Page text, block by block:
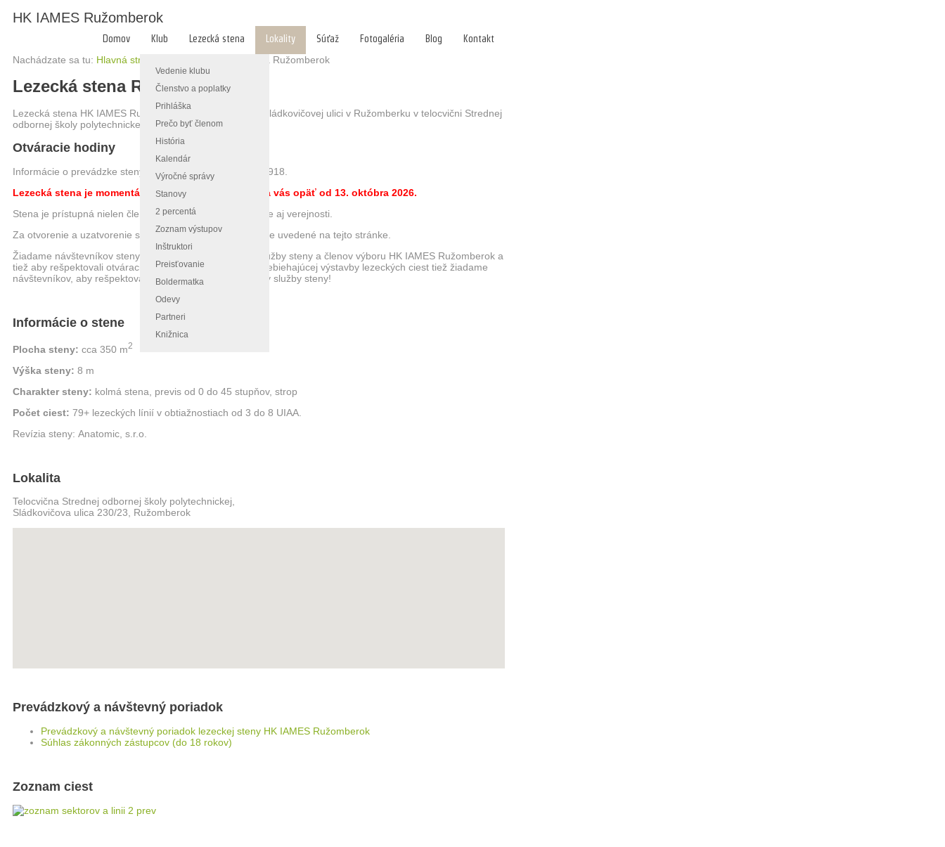
HK IAMES Ružomberok
Domov Klub
Vedenie klubu
Členstvo a poplatky
Prihláška
Prečo byť členom
História
Kalendár
Výročné správy
Stanovy
2 percentá
Zoznam výstupov
Inštruktori
Preisťovanie
Boldermatka
Odevy
Partneri
Knižnica
Lezecká stena Lokality Súťaž Fotogaléria Blog
Kontakt
Nachádzate sa tu: Hlavná stránka Umelá stena Ružomberok
Lezecká stena Ružomberok
Lezecká stena HK IAMES Ružomberok sa nachádza na Sládkovičovej ulici v Ružomberku v telocvični Strednej
odbornej školy polytechnickej.
Otváracie hodiny
Informácie o prevádzke steny: Július Stančok - 0904 624 918.
Lezecká stena je momentálne zatvorená, tešíme sa na vás opäť od 13. októbra 2026.
Stena je prístupná nielen členom horolezeckých klubov ale aj verejnosti.
Za otvorenie a uzatvorenie steny zodpovedá služba, ako je uvedené na tejto stránke.
Žiadame návštevníkov steny, aby rešpektovani pokyny služby steny a členov výboru HK IAMES Ružomberok a
tiež aby rešpektovali otváracie hodiny steny! V prípade prebiehajúcej výstavby lezeckých ciest tiež žiadame
návštevníkov, aby rešpektovali tieto obmedzenia a pokyny služby steny!
Informácie o stene
Plocha steny: cca 350 m2
Výška steny: 8 m
Charakter steny: kolmá stena, previs od 0 do 45 stupňov, strop
Počet ciest: 79+ lezeckých línií v obtiažnostiach od 3 do 8 UIAA.
Revízia steny: Anatomic, s.r.o.
Lokalita
Telocvična Strednej odbornej školy polytechnickej,
Sládkovičova ulica 230/23, Ružomberok
Prevádzkový a návštevný poriadok
Prevádzkový a návštevný poriadok lezeckej steny HK IAMES Ružomberok
Súhlas zákonných zástupcov (do 18 rokov)
Zoznam ciest